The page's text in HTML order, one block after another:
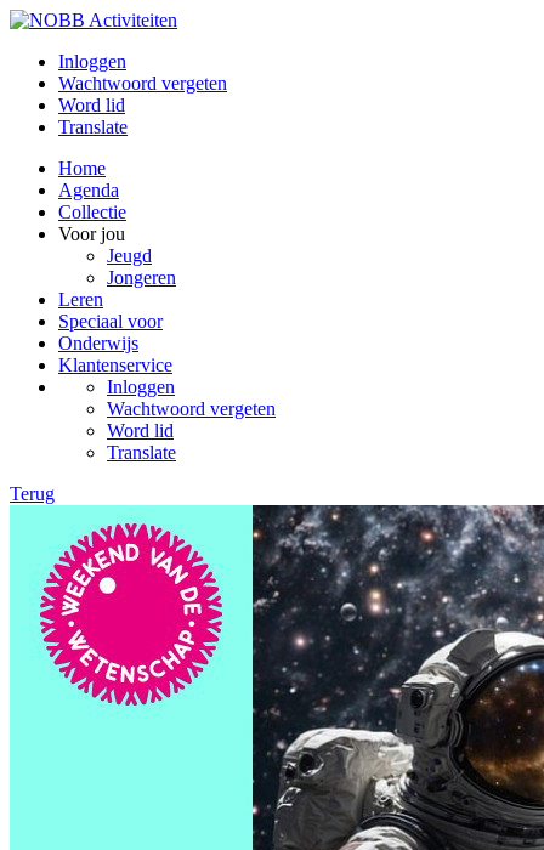
Inloggen
Wachtwoord vergeten
Word lid
Translate
Home
Agenda
Collectie
Voor jou
Jeugd
Jongeren
Leren
Speciaal voor
Onderwijs
Klantenservice
Inloggen
Wachtwoord vergeten
Word lid
Translate
Terug